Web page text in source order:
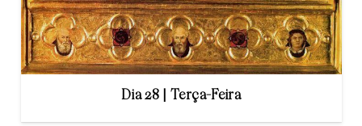
Dia 28 | Terça-Feira